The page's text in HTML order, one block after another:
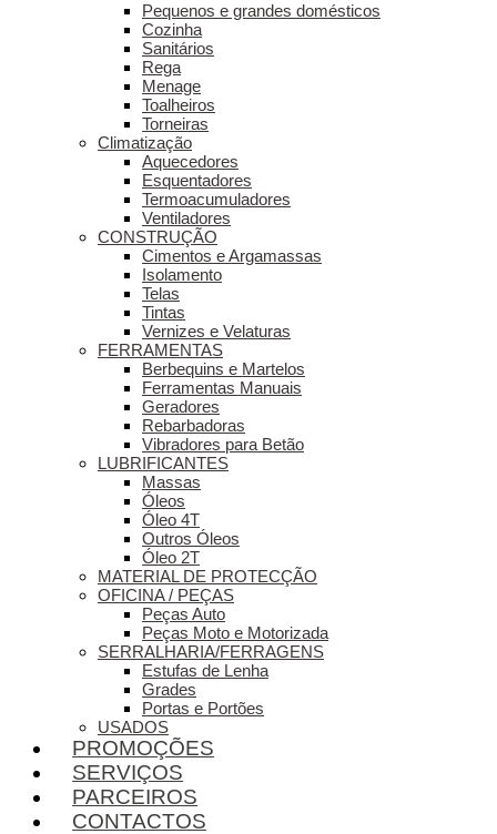
Pequenos e grandes domésticos
Cozinha
Sanitários
Rega
Menage
Toalheiros
Torneiras
Climatização
Aquecedores
Esquentadores
Termoacumuladores
Ventiladores
CONSTRUÇÃO
Cimentos e Argamassas
Isolamento
Telas
Tintas
Vernizes e Velaturas
FERRAMENTAS
Berbequins e Martelos
Ferramentas Manuais
Geradores
Rebarbadoras
Vibradores para Betão
LUBRIFICANTES
Massas
Óleos
Óleo 4T
Outros Óleos
Óleo 2T
MATERIAL DE PROTECÇÃO
OFICINA / PEÇAS
Peças Auto
Peças Moto e Motorizada
SERRALHARIA/FERRAGENS
Estufas de Lenha
Grades
Portas e Portões
USADOS
PROMOÇÕES
SERVIÇOS
PARCEIROS
CONTACTOS